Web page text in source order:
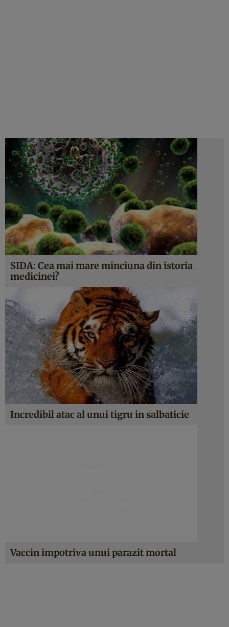
SIDA: Cea mai mare minciuna din istoria
medicinei?
Incredibil atac al unui tigru in salbaticie
Vaccin impotriva unui parazit mortal